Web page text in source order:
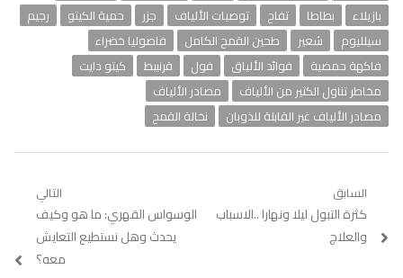
بازيلاء
بطاطا تفاح توصيات الألياف جزر حمية الكيتو
رجيم
سيلليوم
شعير طحين القمح الكامل
فاصوليا خضراء
فاكهة حمضية
فوائد الألياق فول قرنبيط
كيتو دايت
مخاطر تناول الكثير من الألياف
مصادر الألياف
مصادر الألياف غير القابلة للذوبان
نخالة القمح
تصفّح
المقالات
السابق
Previous
post:
كثرة التبول ليلا ونهارا ..الاسباب
والعلاج
التالي
Next
post:
الوسواس القهري: ما هو وكيف
يحدث وهل نستطيع التعايش
معه؟